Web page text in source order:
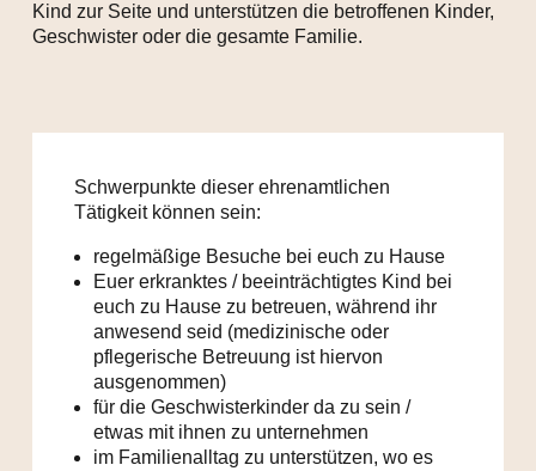
Kind zur Seite und unterstützen die betroffenen Kinder,
Geschwister oder die gesamte Familie.
Schwerpunkte dieser ehrenamtlichen
Tätigkeit können sein:​
regelmäßige Besuche bei euch zu Hause
Euer erkranktes / beeinträchtigtes Kind bei
euch zu Hause zu betreuen, während ihr
anwesend seid (medizinische oder
pflegerische Betreuung ist hiervon
ausgenommen) ​
für die Geschwisterkinder da zu sein /
etwas mit ihnen zu unternehmen​
im Familienalltag zu unterstützen, wo es